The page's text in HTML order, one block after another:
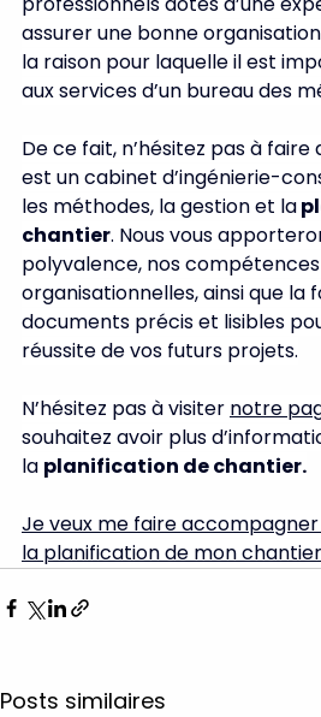
assurer une bonne
la raison pour laquelle il est
aux services d’un bureau des
De ce fait, n’hésitez pas à
est un cabinet d’ingénierie-
les méthodes, la gestion et la
chantier. Nous vous
polyvalence, nos
organisationnelles, ainsi que la
documents précis et lisibles
réussite de vos futurs projets.
N’hésitez pas à visiter notre
souhaitez avoir plus
la planification de chantier.
Je veux me faire
la planification de mon chantier
Posts similaires